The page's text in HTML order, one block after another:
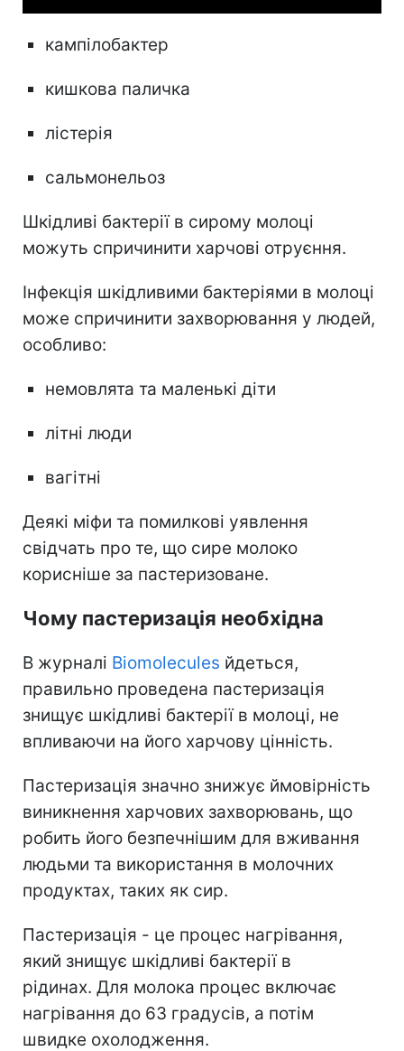
кампілобактер
кишкова паличка
лістерія
сальмонельоз
Шкідливі бактерії в сирому молоці
можуть спричинити харчові отруєння.
Інфекція шкідливими бактеріями в молоці
може спричинити захворювання у людей,
особливо:
немовлята та маленькі діти
літні люди
вагітні
Деякі міфи та помилкові уявлення
свідчать про те, що сире молоко
корисніше за пастеризоване.
Чому пастеризація необхідна
В журналі Biomolecules йдеться,
правильно проведена пастеризація
знищує шкідливі бактерії в молоці, не
впливаючи на його харчову цінність.
Пастеризація значно знижує ймовірність
виникнення харчових захворювань, що
робить його безпечнішим для вживання
людьми та використання в молочних
продуктах, таких як сир.
Пастеризація - це процес нагрівання,
який знищує шкідливі бактерії в
рідинах. Для молока процес включає
нагрівання до 63 градусів, а потім
швидке охолодження.